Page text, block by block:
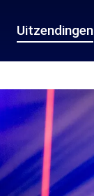
Uitzendingen